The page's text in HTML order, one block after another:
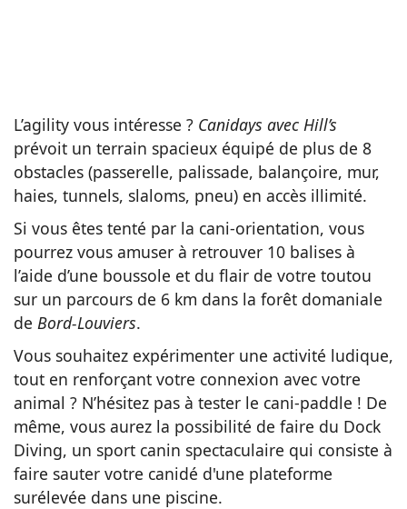
L’agility vous intéresse ? Canidays avec Hill’s
prévoit un terrain spacieux équipé de plus de 8
obstacles (passerelle, palissade, balançoire, mur,
haies, tunnels, slaloms, pneu) en accès illimité.
Si vous êtes tenté par la cani-orientation, vous
pourrez vous amuser à retrouver 10 balises à
l’aide d’une boussole et du flair de votre toutou
sur un parcours de 6 km dans la forêt domaniale
de Bord-Louviers.
Vous souhaitez expérimenter une activité ludique,
tout en renforçant votre connexion avec votre
animal ? N’hésitez pas à tester le cani-paddle ! De
même, vous aurez la possibilité de faire du Dock
Diving, un sport canin spectaculaire qui consiste à
faire sauter votre canidé d'une plateforme
surélevée dans une piscine.